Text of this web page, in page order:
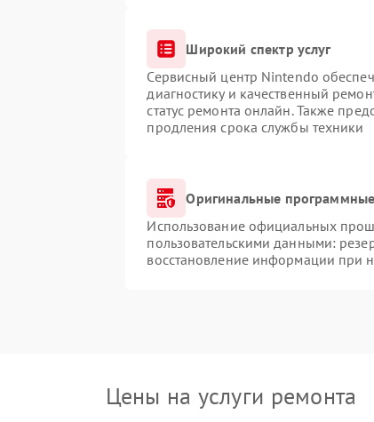
Широкий спектр услуг
Сервисный центр Nintendo
диагностику и качественный
статус ремонта онлайн. Также
продления срока службы техники
Оригинальные
Использование официальных
пользовательскими данными:
восстановление информации при
Цены на услуги ремонта